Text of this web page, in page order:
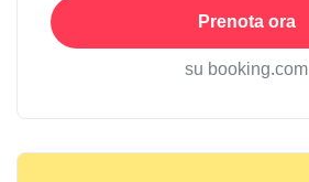
Prenota ora
su booking.com